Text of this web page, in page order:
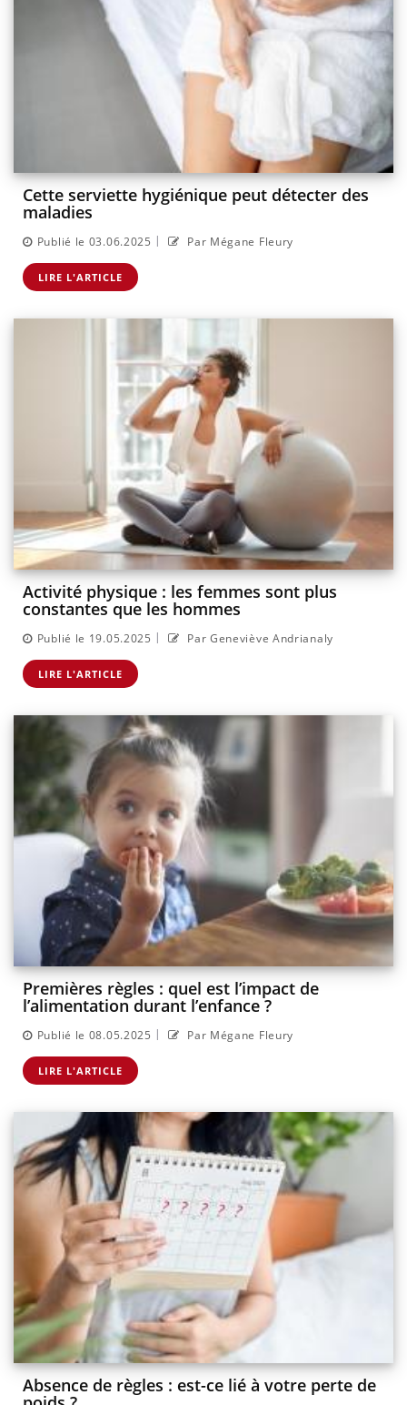
Cette serviette hygiénique peut détecter des
maladies
Publié le 03.06.2025 | Par Mégane Fleury
LIRE L'ARTICLE
Activité physique : les femmes sont plus
constantes que les hommes
Publié le 19.05.2025 | Par Geneviève Andrianaly
LIRE L'ARTICLE
Premières règles : quel est l’impact de
l’alimentation durant l’enfance ?
Publié le 08.05.2025 | Par Mégane Fleury
LIRE L'ARTICLE
Absence de règles : est-ce lié à votre perte de